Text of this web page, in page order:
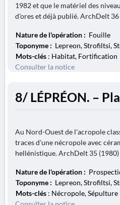
1982 et que le matériel des
d'ores et déjà publié. ArchDelt
Nature de l'opération : Fouille
Toponyme : Lepreon, Strofiltsi,
Mots-clés : Habitat, Fortification
Consulter la notice
8/ LÉPRÉON. –
Au Nord-Ouest de l'acropole
traces d'une nécropole avec
hellénistique. ArchDelt 35 (1980)
Nature de l'opération :
Toponyme : Lepreon, Strofiltsi,
Mots-clés : Nécropole, Sépulture